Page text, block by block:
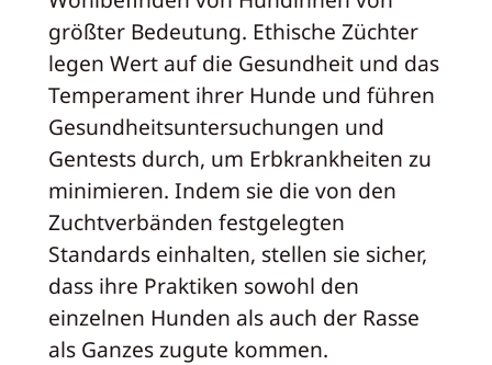
größter Bedeutung. Ethische Züchter
legen Wert auf die Gesundheit und das
Temperament ihrer Hunde und führen
Gesundheitsuntersuchungen und
Gentests durch, um Erbkrankheiten zu
minimieren. Indem sie die von den
Zuchtverbänden festgelegten
Standards einhalten, stellen sie sicher,
dass ihre Praktiken sowohl den
einzelnen Hunden als auch der Rasse
als Ganzes zugute kommen.